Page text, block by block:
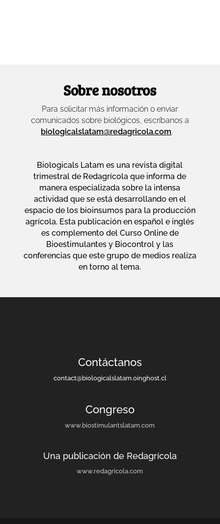
Sobre nosotros
Para solicitar más información o enviar
comunicados sobre biológicos, escríbanos a
biologicalslatam@redagricola.com.
Biologicals Latam es una revista digital
trimestral de Redagrícola que informa de
manera especializada sobre la intensa
actividad que se está desarrollando en el
espacio de los bioinsumos para la producción
agrícola. Esta publicación en español e inglés
es complemento del Curso Online de
Bioestimulantes y Biocontrol y las
conferencias que este grupo de medios realiza
en torno al tema.
Contáctanos
contact@biologicalslatam.oinghost.cl
Congreso
www.biostimulantslatam.com
Una publicación de Redagrícola
www.redagricola.com